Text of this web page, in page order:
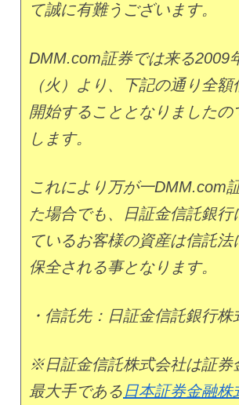
て誠に有難うございます。
DMM.com証券では来る2009
（火）より、下記の通り全
開始することとなりましたの
します。
これにより万が一DMM.com
た場合でも、日証金信託銀行
ているお客様の資産は信託法
保全される事となります。
・信託先：日証金信託銀行株
※日証金信託株式会社は証券
最大手である日本証券金融株